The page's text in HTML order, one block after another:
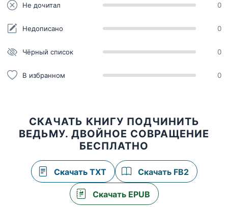
Не дочитал 0
Недописано 0
Чёрный список 0
В избранном 0
СКАЧАТЬ КНИГУ ПОДЧИНИТЬ
ВЕДЬМУ. ДВОЙНОЕ СОВРАЩЕНИЕ
БЕСПЛАТНО
Скачать TXT Скачать FB2
Скачать EPUB